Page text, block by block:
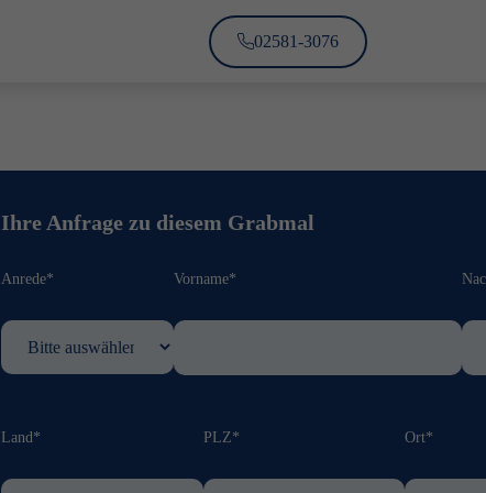
02581-3076
Ihre Anfrage zu diesem Grabmal
Anrede* Vorname*
Land* PLZ* Ort*